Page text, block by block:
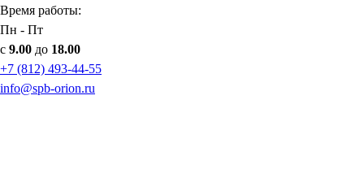
Время работы:
Пн - Пт
с 9.00 до 18.00
+7 (812) 493-44-55
info@spb-orion.ru